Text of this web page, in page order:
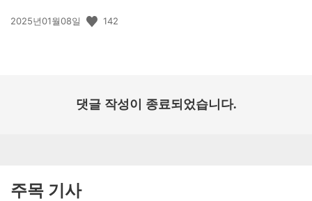
공
2025년01월08일 142
댓글 작성이 종료되었습니다.
주목 기사